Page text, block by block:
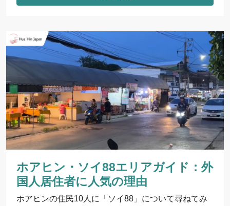
ホアヒン・ソイ88エリアガイド：外
国人居住者に人気の理由
ホアヒンの住民10人に「ソイ88」について尋ねてみ